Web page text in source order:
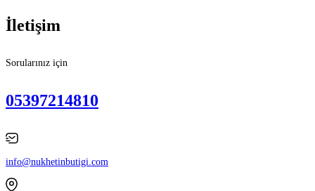
İletişim
Sorularınız için
05397214810
info@nukhetinbutigi.com